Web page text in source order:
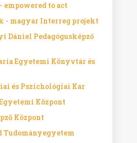
empowered to act
- magyar Interreg projekt
Dániel Pedagógusképző
Egyetemi Könyvtár és
és Pszichológiai Kar
Központ
Központ
Tudományegyetem